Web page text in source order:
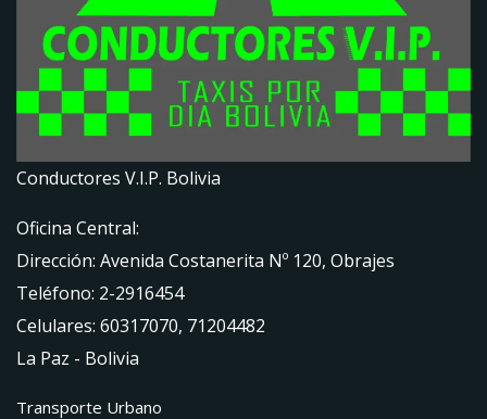
Conductores V.I.P. Bolivia
Oficina Central:
Dirección: Avenida Costanerita Nº 120, Obrajes
Teléfono: 2-2916454
Celulares: 60317070, 71204482
La Paz - Bolivia
Transporte Urbano